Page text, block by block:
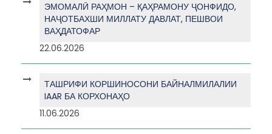
ЭМОМАЛӢ РАҲМОН – ҚАҲРАМОНУ ҶОНФИДО,
НАҶОТБАХШИ МИЛЛАТУ ДАВЛАТ, ПЕШВОИ
ВАҲДАТОФАР
22.06.2026
ТАШРИФИ КОРШИНОСОНИ БАЙНАЛМИЛАЛИИ
IAAR БА КОРХОНАҲО
11.06.2026